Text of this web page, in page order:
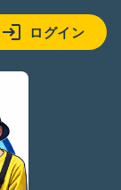
ログイン